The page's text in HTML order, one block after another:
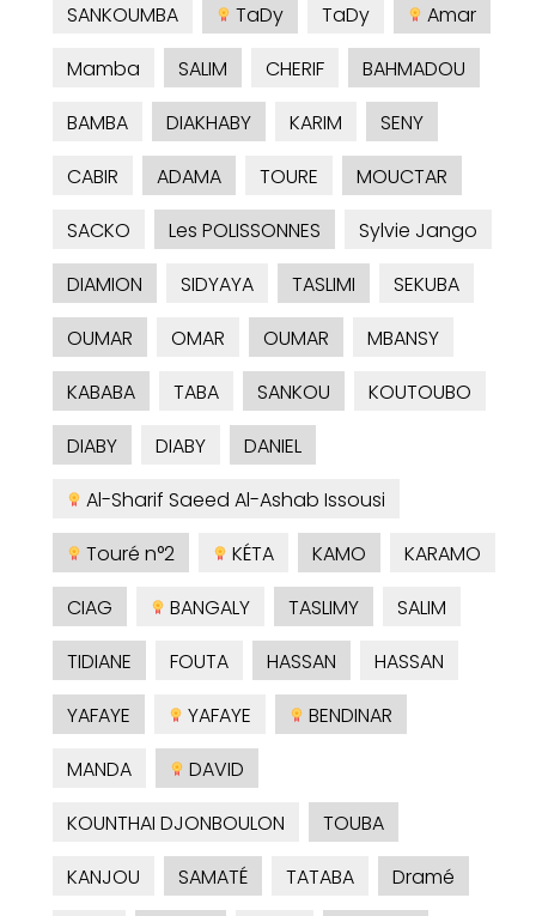
SANKOUMBA
TaDy TaDy
Amar
Mamba
SALIM CHERIF
BAHMADOU
BAMBA
DIAKHABY KARIM
SENY
CABIR
ADAMA TOURE
MOUCTAR
SACKO
Les POLISSONNES
Sylvie Jango
DIAMION
SIDYAYA TASLIMI
SEKUBA
OUMAR
OMAR OUMAR
MBANSY
KABABA
TABA SANKOU
KOUTOUBO
DIABY
DIABY
DANIEL
Al-Sharif Saeed Al-Ashab Issousi
Touré n°2
KÉTA KAMO
KARAMO
CIAG
BANGALY TASLIMY
SALIM
TIDIANE
FOUTA HASSAN
HASSAN
YAFAYE
YAFAYE
BENDINAR
MANDA
DAVID
KOUNTHAI DJONBOULON
TOUBA
KANJOU
SAMATÉ TATABA
Dramé